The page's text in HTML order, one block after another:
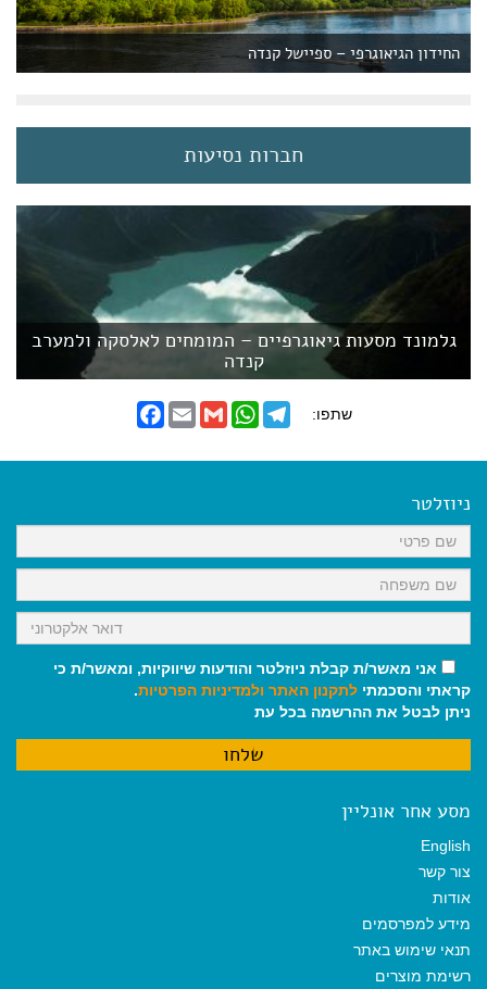
החידון הגיאוגרפי – ספיישל קנדה
חברות נסיעות
גלמונד מסעות גיאוגרפיים – המומחים לאלסקה ולמערב
קנדה
שתפו:
F
a
e
k
E
m
i
G
m
i
W
h
t
p
T
e
e
m
ניוזלטר
אני מאשר/ת קבלת ניוזלטר והודעות שיווקיות, ומאשר/ת כי
קראתי והסכמתי לתקנון האתר ולמדיניות הפרטיות.
ניתן לבטל את ההרשמה בכל עת
מסע אחר אונליין
English
צור קשר
אודות
מידע למפרסמים
תנאי שימוש באתר
רשימת מוצרים